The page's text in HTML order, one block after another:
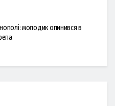
молодик опинився в